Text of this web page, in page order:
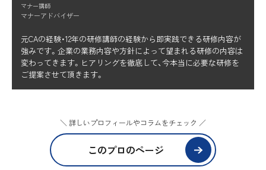
マナー講師
マナーアドバイザー
元CAの経験・12年の研修講師の経験から即実践できる研修内容が
強みです。企業の業務内容や方針によって望まれる研修の内容は
変わってきます。ヒアリングを徹底して、今本当に必要な研修を
ご提案させて頂きます。
＼ 詳しいプロフィールやコラムをチェック ／
このプロのページ